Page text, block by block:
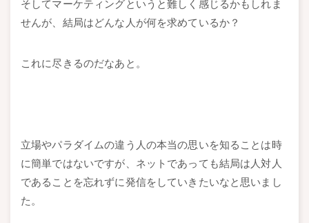
そしてマーケティングというと難しく感じるかもしれま
せんが、結局はどんな人が何を求めているか？
これに尽きるのだなあと。
立場やパラダイムの違う人の本当の思いを知ることは時
に簡単ではないですが、ネットであっても結局は人対人
であることを忘れずに発信をしていきたいなと思いまし
た。